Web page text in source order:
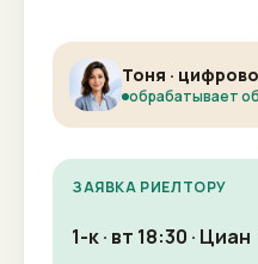
Тоня ·
обрабатывает
Дом · чт 17:00 · Сайт